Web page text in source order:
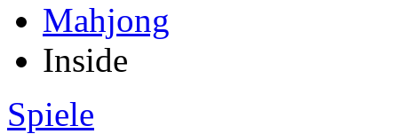
Mahjong
Inside
Spiele